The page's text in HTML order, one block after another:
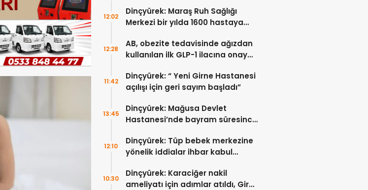
Dinçyürek: Maraş Ruh Sağlığı
Merkezi bir yılda 1600 hastaya
12:02
AB, obezite tedavisinde ağızdan
kullanılan ilk GLP-1 ilacına onay
12:28
Dinçyürek: “ Yeni Girne Hastanesi
açılışı için geri sayım başladı”
11:42
Dinçyürek: Mağusa Devlet
Hastanesi’nde bayram süresince
tedavi edildi
13:45
Dinçyürek: Tüp bebek merkezine
yönelik iddialar ihbar kabul
12:10
Dinçyürek: Karaciğer nakil
ameliyatı için adımlar atıldı, Girne
10:30